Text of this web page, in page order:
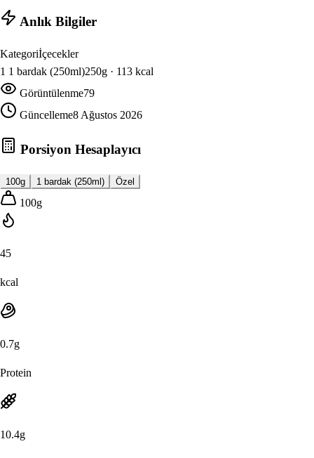
Anlık Bilgiler
Kategoriİçecekler
1 1 bardak (250ml)250g · 113 kcal
Görüntülenme79
Güncelleme8 Ağustos 2026
Porsiyon Hesaplayıcı
100g 1 bardak (250ml) Özel
100g
45
kcal
0.7g
Protein
10.4g